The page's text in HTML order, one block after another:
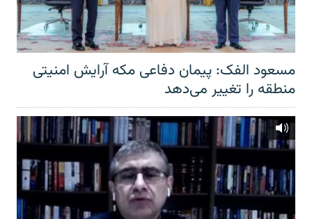
مسعود الفک: پیمان دفاعی مکه آرایش امنیتی
منطقه را تغییر می‌دهد